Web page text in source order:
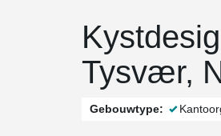
Tysvær,
Gebouwtype: